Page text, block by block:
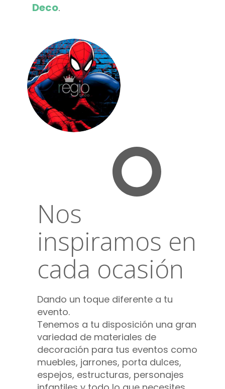
Deco.
Nos
inspiramos en
cada ocasión
Dando un toque diferente a tu
evento.
Tenemos a tu disposición una gran
variedad de materiales de
decoración para tus eventos como
muebles, jarrones, porta dulces,
espejos, estructuras, personajes